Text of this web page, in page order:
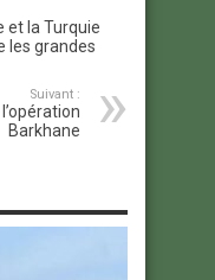
et la Turquie
les grandes
Suivant :
Barkhane